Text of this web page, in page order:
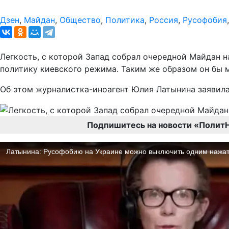
Дзен, Майдан, Общество, Политика, Россия, Русофобия,
Легкость, с которой Запад собрал очередной Майдан
политику киевского режима. Таким же образом он бы
Об этом журналистка-иноагент Юлия Латынина
Подпишитесь на новости